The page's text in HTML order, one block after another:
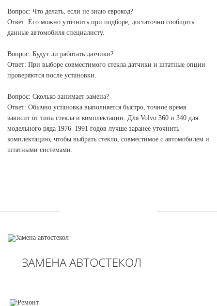
Вопрос: Что делать, если не знаю еврокод?
Ответ: Его можно уточнить при подборе, достаточно сообщить
данные автомобиля специалисту.
Вопрос: Будут ли работать датчики?
Ответ: При выборе совместимого стекла датчики и штатные опции
проверяются после установки.
Вопрос: Сколько занимает замена?
Ответ: Обычно установка выполняется быстро, точное время
зависит от типа стекла и комплектации. Для Volvo 360 и 340 для
модельного ряда 1976–1991 годов лучше заранее уточнить
комплектацию, чтобы выбрать стекло, совместимое с автомобилем и
штатными системами.
ЗАМЕНА АВТОСТЕКОЛ